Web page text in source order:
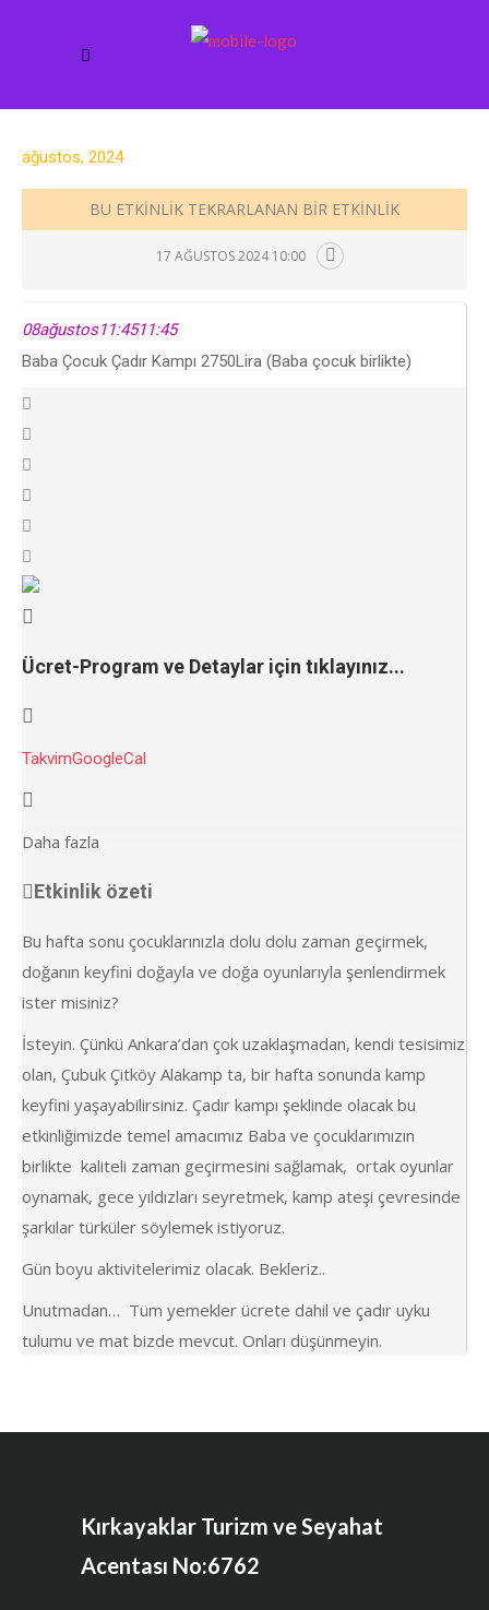
ağustos, 2024
BU ETKINLIK TEKRARLANAN BIR ETKINLIK
17 AĞUSTOS 2024 10:00
08ağustos11:4511:45
Baba Çocuk Çadır Kampı 2750Lira (Baba çocuk birlikte)
Ücret-Program ve Detaylar için tıklayınız...
TakvimGoogleCal
Daha fazla
Etkinlik özeti
Bu hafta sonu çocuklarınızla dolu dolu zaman geçirmek,
doğanın keyfini doğayla ve doğa oyunlarıyla şenlendirmek
ister misiniz?
İsteyin. Çünkü Ankara’dan çok uzaklaşmadan, kendi tesisimiz
olan, Çubuk Çitköy Alakamp ta, bir hafta sonunda kamp
keyfini yaşayabilirsiniz. Çadır kampı şeklinde olacak bu
etkinliğimizde temel amacımız Baba ve çocuklarımızın
birlikte kaliteli zaman geçirmesini sağlamak, ortak oyunlar
oynamak, gece yıldızları seyretmek, kamp ateşi çevresinde
şarkılar türküler söylemek istiyoruz.
Gün boyu aktivitelerimiz olacak. Bekleriz..
Unutmadan… Tüm yemekler ücrete dahil ve çadır uyku
tulumu ve mat bizde mevcut. Onları düşünmeyin.
Kırkayaklar Turizm ve Seyahat
Acentası No:6762